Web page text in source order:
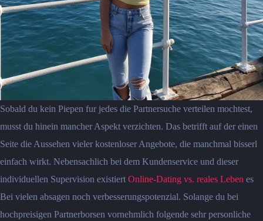
Sobald du kein Piepen fur jedes die Partnersuche verteilen mochtest,
musst du hinein mancher Aspekt verzichten. Das betrifft auf der einen
Seite die Aussehen vieler kostenloser Angebote, die manchmal bisserl
einfach wirkt. Nebensachlich bei dem Kundenservice und dieser
individuellen Supervision existiert Online-Dating vs. reales Leben es
Bei vielen absagen noch verbesserungspotenzial. Solange du bei
hochpreisigen Partnerborsen vornehmlich folgende sehr personliche